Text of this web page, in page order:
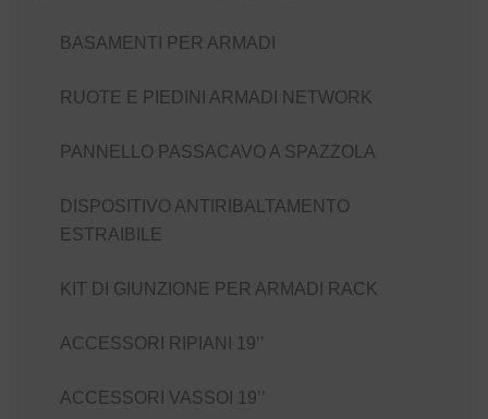
BASAMENTI PER ARMADI
RUOTE E PIEDINI ARMADI NETWORK
PANNELLO PASSACAVO A SPAZZOLA
DISPOSITIVO ANTIRIBALTAMENTO
ESTRAIBILE
KIT DI GIUNZIONE PER ARMADI RACK
ACCESSORI RIPIANI 19’’
ACCESSORI VASSOI 19’’